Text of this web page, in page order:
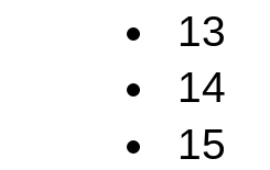
13
14
15